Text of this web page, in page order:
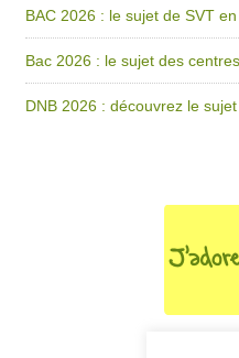
BAC 2026 : le sujet de SVT
Bac 2026 : le sujet des
DNB 2026 : découvrez le